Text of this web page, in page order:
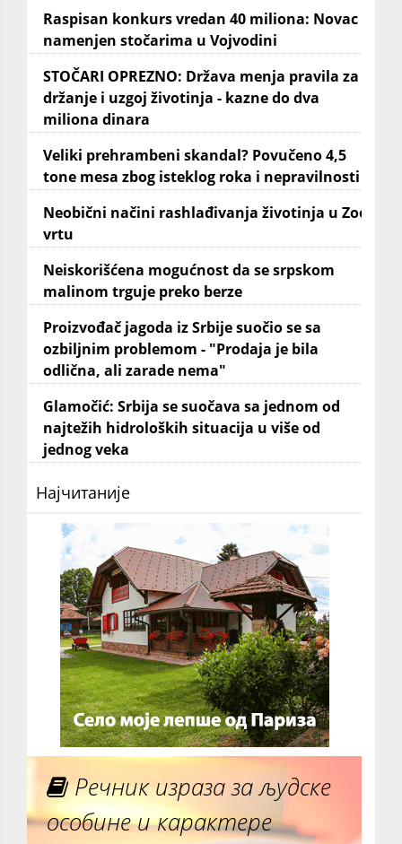
Raspisan konkurs vredan 40 miliona: Novac
namenjen stočarima u Vojvodini
STOČARI OPREZNO: Država menja pravila za
držanje i uzgoj životinja - kazne do dva
miliona dinara
Veliki prehrambeni skandal? Povučeno 4,5
tone mesa zbog isteklog roka i nepravilnosti
Neobični načini rashlađivanja životinja u Zoo
vrtu
Neiskorišćena mogućnost da se srpskom
malinom trguje preko berze
Proizvođač jagoda iz Srbije suočio se sa
ozbiljnim problemom - "Prodaja je bila
odlična, ali zarade nema"
Glamočić: Srbija se suočava sa jednom od
najtežih hidroloških situacija u više od
jednog veka
Најчитаније
Речник израза за људске
особине и карактере